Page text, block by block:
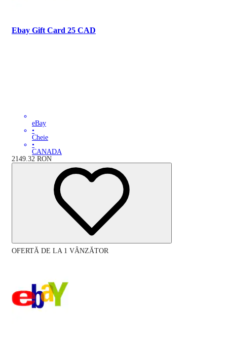
Ebay Gift Card 25 CAD
eBay
•
Cheie
•
CANADA
2149.32 RON
OFERTĂ DE LA 1 VÂNZĂTOR